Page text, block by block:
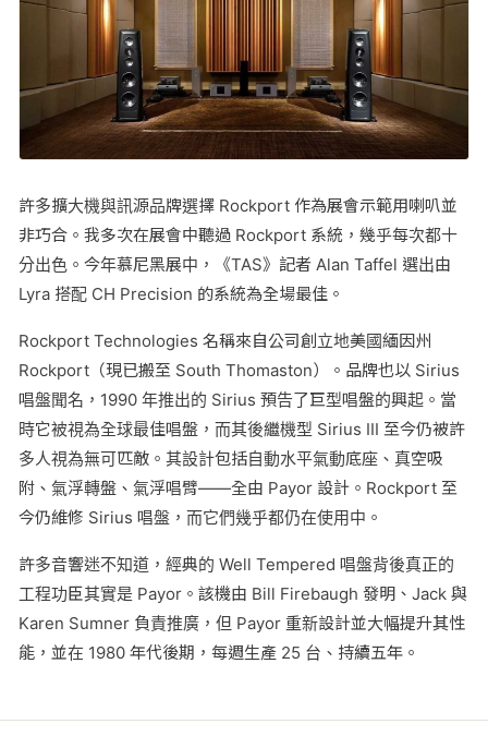
許多擴大機與訊源品牌選擇 Rockport 作為展會示範用喇叭並
非巧合。我多次在展會中聽過 Rockport 系統，幾乎每次都十
分出色。今年慕尼黑展中，《TAS》記者 Alan Taffel 選出由
Lyra 搭配 CH Precision 的系統為全場最佳。
Rockport Technologies 名稱來自公司創立地美國緬因州
Rockport（現已搬至 South Thomaston）。品牌也以 Sirius
唱盤聞名，1990 年推出的 Sirius 預告了巨型唱盤的興起。當
時它被視為全球最佳唱盤，而其後繼機型 Sirius III 至今仍被許
多人視為無可匹敵。其設計包括自動水平氣動底座、真空吸
附、氣浮轉盤、氣浮唱臂——全由 Payor 設計。Rockport 至
今仍維修 Sirius 唱盤，而它們幾乎都仍在使用中。
許多音響迷不知道，經典的 Well Tempered 唱盤背後真正的
工程功臣其實是 Payor。該機由 Bill Firebaugh 發明、Jack 與
Karen Sumner 負責推廣，但 Payor 重新設計並大幅提升其性
能，並在 1980 年代後期，每週生產 25 台、持續五年。